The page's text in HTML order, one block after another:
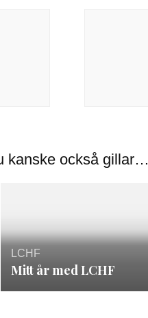
kanske också gillar…
LCHF
Mitt år med LCHF